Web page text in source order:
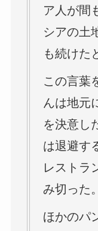
ア人が間
シアの土
も続けた
この言葉
んは地元
を決意し
は退避す
レストラ
み切った。
ほかのパ